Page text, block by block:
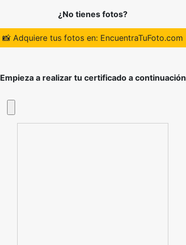
¿No tienes fotos?
📸 Adquiere tus fotos en: EncuentraTuFoto.com
Empieza a realizar tu certificado a continuación